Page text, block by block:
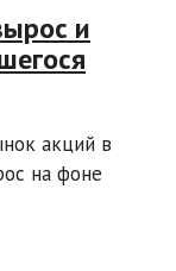
и
акций в
на фоне